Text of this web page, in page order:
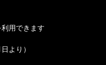
用できます
より）